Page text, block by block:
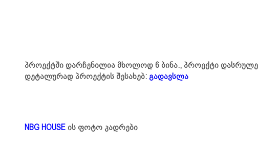
პროექტში დარჩენილია მხოლოდ 6 ბინა., პროექტი
დეტალურად პროექტის შესახებ: გადავსლა
NBG HOUSEის ფოტო კადრები